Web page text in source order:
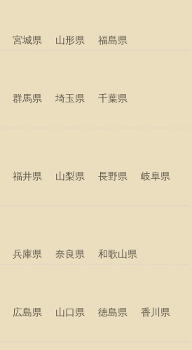
宮城県 山形県 福島県
群馬県 埼玉県
千葉県
福井県 山梨県 長野県
岐阜県
兵庫県 奈良県 和歌山県
広島県 山口県 徳島県
香川県